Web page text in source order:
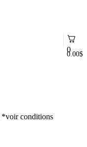
0
0.00$
*voir conditions